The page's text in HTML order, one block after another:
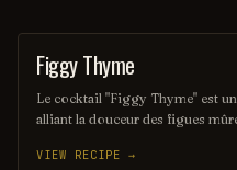
COCKTAIL
Figgy Thyme
Le cocktail "Figgy Thyme" est
alliant la douceur des figues
parfaite pour les amateurs de
VIEW RECIPE →